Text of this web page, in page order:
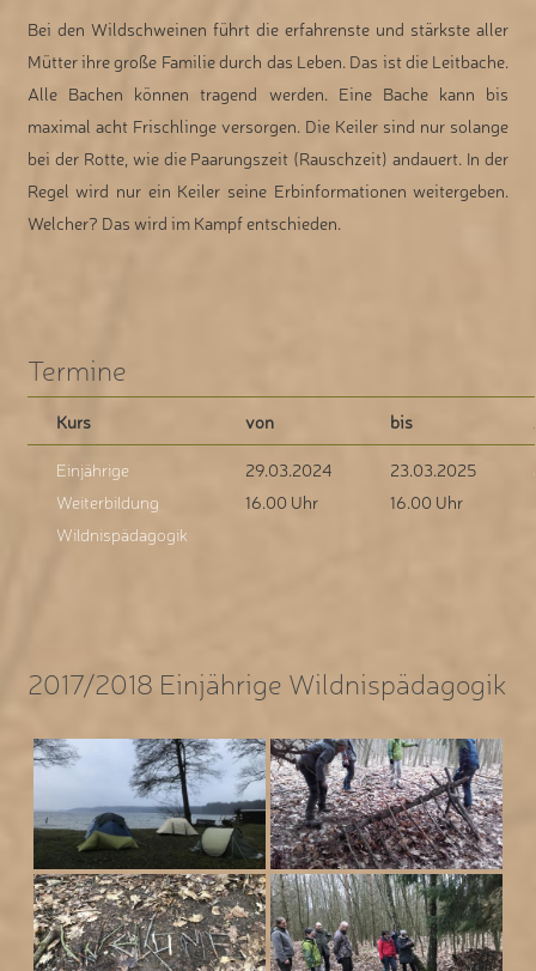
Bei den Wildschweinen führt die erfahrenste und stärkste aller
Mütter ihre große Familie durch das Leben. Das ist die Leitbache.
Alle Bachen können tragend werden. Eine Bache kann bis
maximal acht Frischlinge versorgen. Die Keiler sind nur solange
bei der Rotte, wie die Paarungszeit (Rauschzeit) andauert. In der
Regel wird nur ein Keiler seine Erbinformationen weitergeben.
Welcher? Das wird im Kampf entschieden.
Termine
Kurs von bis
Einjährige
Weiterbildung
Wildnispädagogik
29.03.2024
16.00 Uhr
23.03.2025
16.00 Uhr
2017/2018 Einjährige Wildnispädagogik